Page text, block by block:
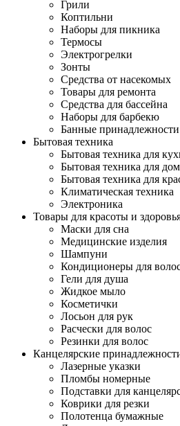
Грили
Коптильни
Наборы для пикника
Термосы
Электрогрелки
Зонты
Средства от насекомых
Товары для ремонта
Средства для бассейна
Наборы для барбекю
Банные принадлежности
Бытовая техника
Бытовая техника для
Бытовая техника для
Бытовая техника для
Климатическая техника
Электроника
Товары для красоты и
Маски для сна
Медицинские изделия
Шампуни
Кондиционеры для
Гели для душа
Жидкое мыло
Косметички
Лосьон для рук
Расчески для волос
Резинки для волос
Канцелярские
Лазерные указки
Пломбы номерные
Подставки для
Коврики для резки
Полотенца бумажные